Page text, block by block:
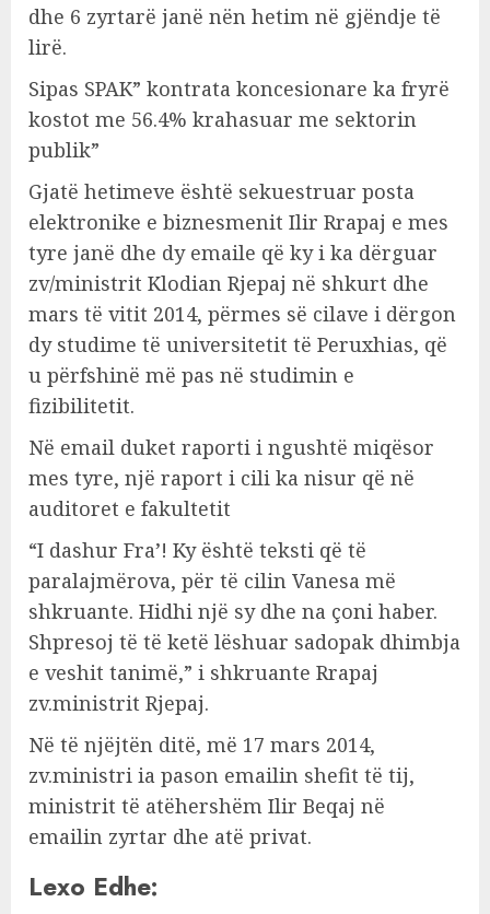
dhe 6 zyrtarë janë nën hetim në gjëndje të
lirë.
Sipas SPAK” kontrata koncesionare ka fryrë
kostot me 56.4% krahasuar me sektorin
publik”
Gjatë hetimeve është sekuestruar posta
elektronike e biznesmenit Ilir Rrapaj e mes
tyre janë dhe dy emaile që ky i ka dërguar
zv/ministrit Klodian Rjepaj në shkurt dhe
mars të vitit 2014, përmes së cilave i dërgon
dy studime të universitetit të Peruxhias, që
u përfshinë më pas në studimin e
fizibilitetit.
Në email duket raporti i ngushtë miqësor
mes tyre, një raport i cili ka nisur që në
auditoret e fakultetit
“I dashur Fra’! Ky është teksti që të
paralajmërova, për të cilin Vanesa më
shkruante. Hidhi një sy dhe na çoni haber.
Shpresoj të të ketë lëshuar sadopak dhimbja
e veshit tanimë,” i shkruante Rrapaj
zv.ministrit Rjepaj.
Në të njëjtën ditë, më 17 mars 2014,
zv.ministri ia pason emailin shefit të tij,
ministrit të atëhershëm Ilir Beqaj në
emailin zyrtar dhe atë privat.
Lexo Edhe: